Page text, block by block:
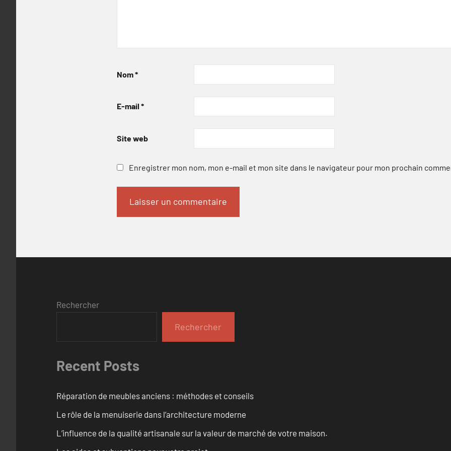
Nom*
E-mail *
Site web
Enregistrer mon nom, mon e-mail et mon site dans le navigateur pour mon prochain
Rechercher
Rechercher
Recent Posts
Réparation de meubles anciens : méthodes et conseils
Le rôle de la menuiserie dans l’architecture moderne
L’influence de la qualité artisanale sur la valeur de marché de votre maison.